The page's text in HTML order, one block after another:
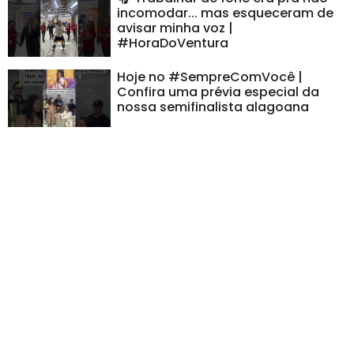
incomodar... mas esqueceram de
avisar minha voz |
#HoraDoVentura
Hoje no #SempreComVocê |
Confira uma prévia especial da
nossa semifinalista alagoana